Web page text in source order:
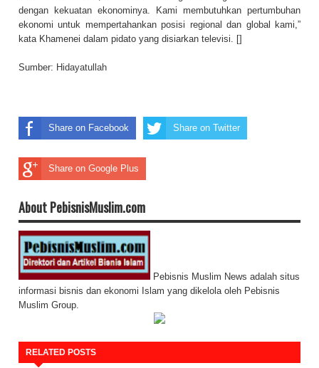
dengan kekuatan ekonominya. Kami membutuhkan pertumbuhan
ekonomi untuk mempertahankan posisi regional dan global kami,”
kata Khamenei dalam pidato yang disiarkan televisi. []
Sumber: Hidayatullah
Share on Facebook Share on Twitter
Share on Google Plus
About PebisnisMuslim.com
Pebisnis Muslim News adalah situs
informasi bisnis dan ekonomi Islam yang dikelola oleh Pebisnis
Muslim Group.
RELATED POSTS